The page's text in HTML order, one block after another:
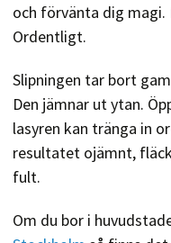
och förvänta dig magi.
Ordentligt.
Slipningen tar bort
Den jämnar ut ytan.
lasyren kan tränga in
resultatet ojämnt,
fult.
Om du bor i